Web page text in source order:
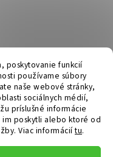
poskytovanie funkcií
používame súbory
naše webové stránky,
sociálnych médií,
príslušné informácie
poskytli alebo ktoré od
Viac informáciítu.